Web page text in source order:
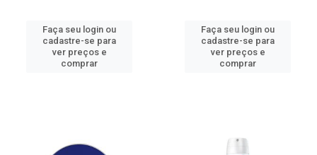
Faça seu login ou
cadastre-se para
ver preços e
comprar
Faça seu login ou
cadastre-se para
ver preços e
comprar